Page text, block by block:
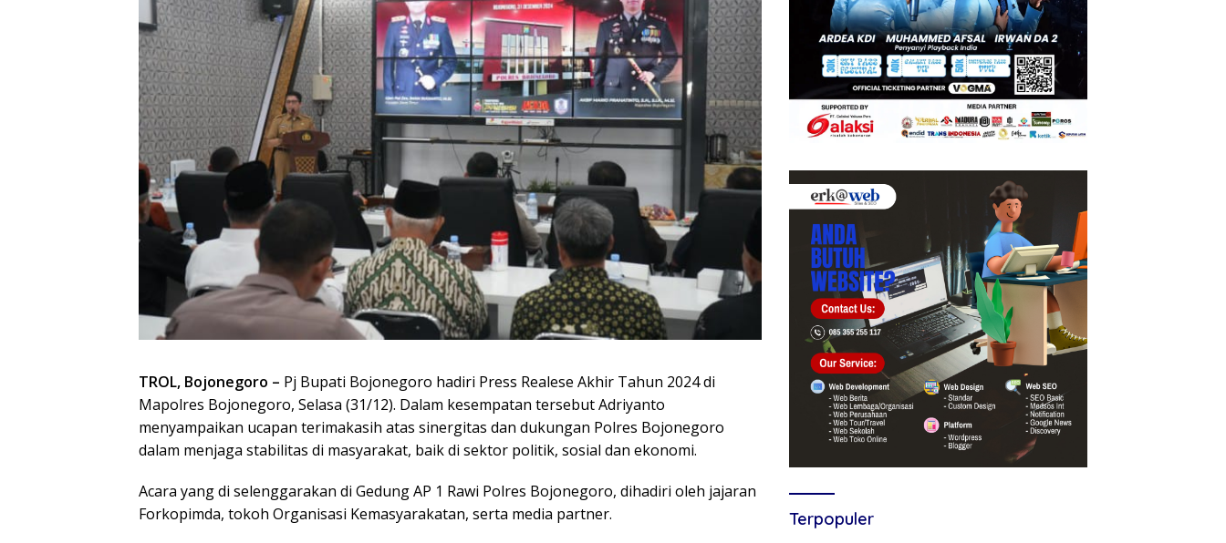
TROL, Bojonegoro – Pj Bupati Bojonegoro hadiri Press Realese Akhir Tahun 2024 di
Mapolres Bojonegoro, Selasa (31/12). Dalam kesempatan tersebut Adriyanto
menyampaikan ucapan terimakasih atas sinergitas dan dukungan Polres Bojonegoro
dalam menjaga stabilitas di masyarakat, baik di sektor politik, sosial dan ekonomi.
Acara yang di selenggarakan di Gedung AP 1 Rawi Polres Bojonegoro, dihadiri oleh jajaran
Forkopimda, tokoh Organisasi Kemasyarakatan, serta media partner.
Terpopuler